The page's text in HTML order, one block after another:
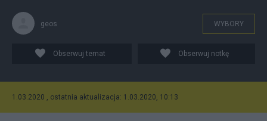
geos WYBORY
Obserwuj temat Obserwuj notkę
1.03.2020 , ostatnia aktualizacja: 1.03.2020, 10:13